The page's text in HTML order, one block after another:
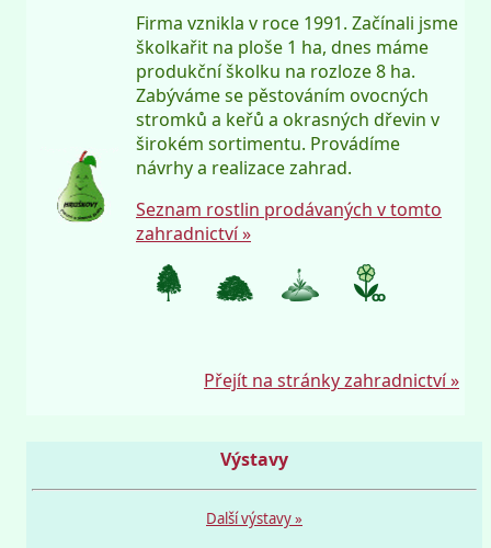
Firma vznikla v roce 1991. Začínali jsme
školkařit na ploše 1 ha, dnes máme
produkční školku na rozloze 8 ha.
Zabýváme se pěstováním ovocných
stromků a keřů a okrasných dřevin v
širokém sortimentu. Provádíme
návrhy a realizace zahrad.
Seznam rostlin prodávaných v tomto
zahradnictví »
Přejít na stránky zahradnictví »
Výstavy
Další výstavy »